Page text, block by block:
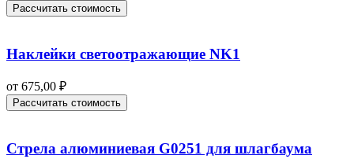
Рассчитать стоимость
Наклейки светоотражающие NK1
от 675,00 ₽
Рассчитать стоимость
Стрела алюминиевая G0251 для шлагбаума